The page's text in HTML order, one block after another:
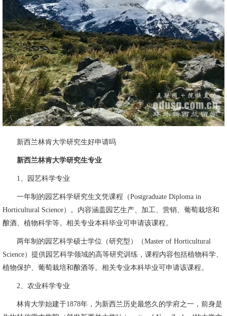
新西兰林肯大学研究生好申请吗
新西兰林肯大学研究生专业
1、园艺科学专业
一年制的园艺科学研究生文凭课程（Postgraduate Diploma in
Horticultural Science）。内容涵盖园艺生产、加工、营销、葡萄栽培和
酿酒、植物科学等。相关专业本科毕业可申请该课程。
两年制的园艺科学硕士学位（研究型）（Master of Horticultural
Science）提供园艺科学领域的高等研究训练，课程内容包括植物科学、
植物保护、葡萄栽培和酿酒等。相关专业本科毕业可申请该课程。
2、农业科学专业
林肯大学始建于1878年，为新西兰历史最悠久的学府之一，前身是